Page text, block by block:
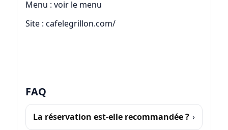
Menu : voir le menu
Site : cafelegrillon.com/
FAQ
La réservation est-elle recommandée ?